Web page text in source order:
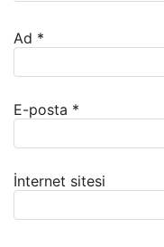
Ad *
E-posta *
İnternet sitesi